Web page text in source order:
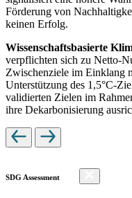
Förderung von
keinen Erfolg.
Wissenschaftsbasierte
verpflichten sich zu Netto-
Zwischenziele im Einklang
Unterstützung des 1,5°C-
validierten Zielen im
ihre Dekarbonisierung
SDG Assessment